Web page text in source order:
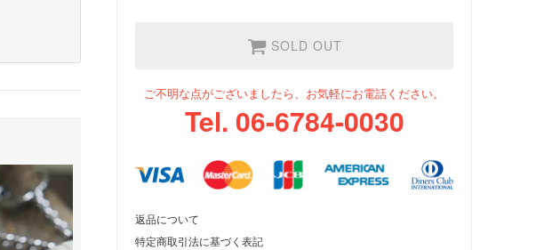
SOLD OUT
ご不明な点がございましたら、お気軽にお電話ください。
Tel. 06-6784-0030
返品について
特定商取引法に基づく表記